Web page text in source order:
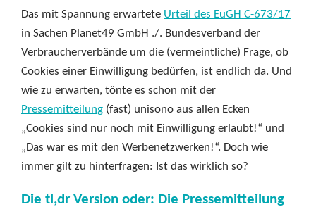
Das mit Spannung erwartete Urteil des EuGH C-673/17
in Sachen Planet49 GmbH ./. Bundesverband der
Verbraucherverbände um die (vermeintliche) Frage, ob
Cookies einer Einwilligung bedürfen, ist endlich da. Und
wie zu erwarten, tönte es schon mit der
Pressemitteilung (fast) unisono aus allen Ecken
„Cookies sind nur noch mit Einwilligung erlaubt!“ und
„Das war es mit den Werbenetzwerken!“. Doch wie
immer gilt zu hinterfragen: Ist das wirklich so?
Die tl,dr Version oder: Die Pressemitteilung